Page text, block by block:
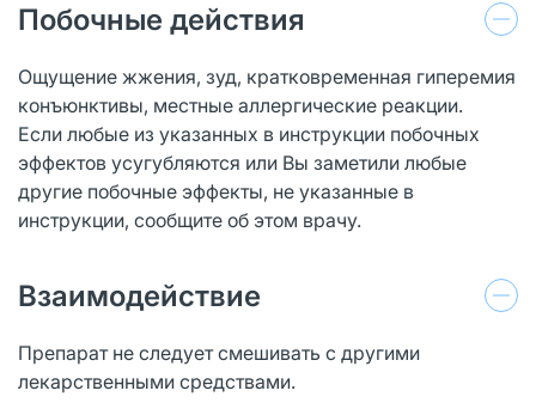
Побочные действия
Ощущение жжения, зуд, кратковременная гиперемия
конъюнктивы, местные аллергические реакции.
Если любые из указанных в инструкции побочных
эффектов усугубляются или Вы заметили любые
другие побочные эффекты, не указанные в
инструкции, сообщите об этом врачу.
Взаимодействие
Препарат не следует смешивать с другими
лекарственными средствами.